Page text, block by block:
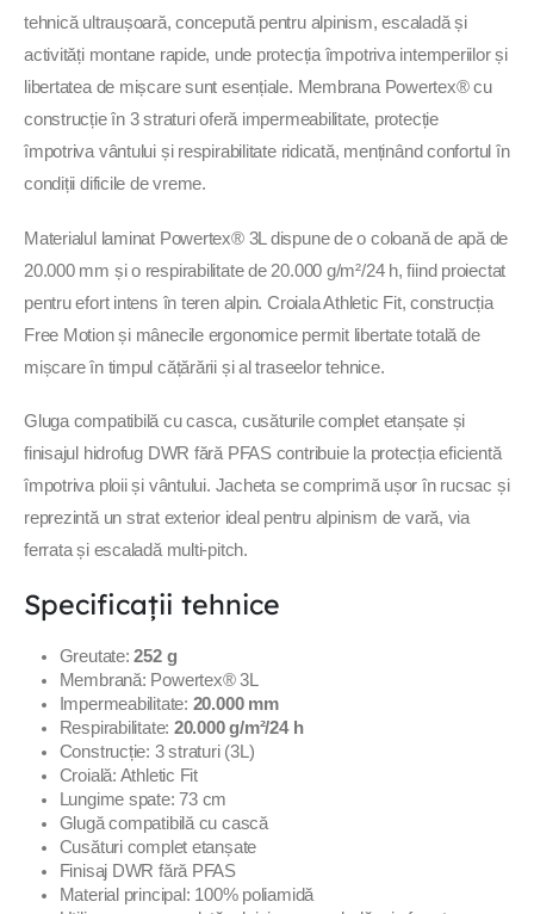
tehnică ultraușoară, concepută pentru alpinism, escaladă și
activități montane rapide, unde protecția împotriva intemperiilor și
libertatea de mișcare sunt esențiale. Membrana Powertex® cu
construcție în 3 straturi oferă impermeabilitate, protecție
împotriva vântului și respirabilitate ridicată, menținând confortul în
condiții dificile de vreme.
Materialul laminat Powertex® 3L dispune de o coloană de apă de
20.000 mm și o respirabilitate de 20.000 g/m²/24 h, fiind proiectat
pentru efort intens în teren alpin. Croiala Athletic Fit, construcția
Free Motion și mânecile ergonomice permit libertate totală de
mișcare în timpul cățărării și al traseelor tehnice.
Gluga compatibilă cu casca, cusăturile complet etanșate și
finisajul hidrofug DWR fără PFAS contribuie la protecția eficientă
împotriva ploii și vântului. Jacheta se comprimă ușor în rucsac și
reprezintă un strat exterior ideal pentru alpinism de vară, via
ferrata și escaladă multi-pitch.
Specificații tehnice
Greutate:252 g
Membrană: Powertex® 3L
Impermeabilitate: 20.000 mm
Respirabilitate: 20.000 g/m²/24 h
Construcție: 3 straturi (3L)
Croială: Athletic Fit
Lungime spate: 73 cm
Glugă compatibilă cu cască
Cusături complet etanșate
Finisaj DWR fără PFAS
Material principal: 100% poliamidă